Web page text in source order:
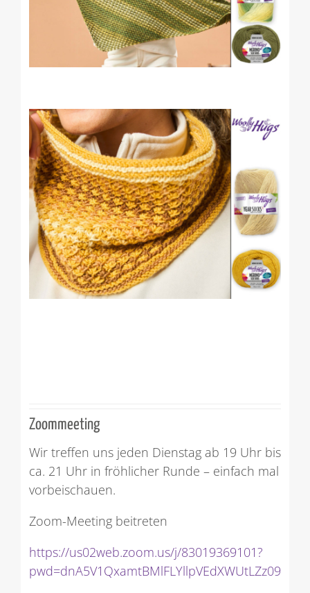
Zoommeeting
Wir treffen uns jeden Dienstag ab 19 Uhr bis
ca. 21 Uhr in fröhlicher Runde – einfach mal
vorbeischauen.
Zoom-Meeting beitreten
https://us02web.zoom.us/j/83019369101?
pwd=dnA5V1QxamtBMlFLYllpVEdXWUtLZz09